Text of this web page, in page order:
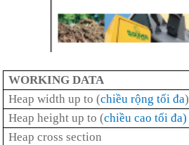
WORKING DATA
Heap width up to (chiều rộng tối đa)
Heap height up to (chiều cao tối đa)
Heap cross section